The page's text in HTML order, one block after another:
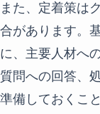
また、定着策は
合があります。
に、主要人材へ
質問への回答、
準備しておくこ